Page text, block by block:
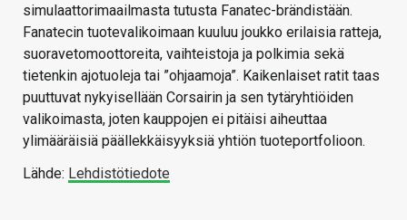
simulaattorimaailmasta tutusta Fanatec-brändistään.
Fanatecin tuotevalikoimaan kuuluu joukko erilaisia ratteja,
suoravetomoottoreita, vaihteistoja ja polkimia sekä
tietenkin ajotuoleja tai ”ohjaamoja”. Kaikenlaiset ratit taas
puuttuvat nykyisellään Corsairin ja sen tytäryhtiöiden
valikoimasta, joten kauppojen ei pitäisi aiheuttaa
ylimääräisiä päällekkäisyyksiä yhtiön tuoteportfolioon.
Lähde: Lehdistötiedote